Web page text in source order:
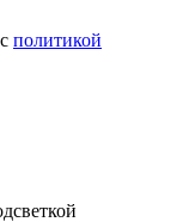
политикой